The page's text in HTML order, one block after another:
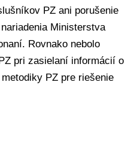
PZ ani porušenie
Ministerstva
Rovnako nebolo
pri zasielaní informácií o
PZ pre riešenie